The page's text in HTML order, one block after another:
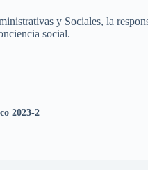
y Sociales, la
social.
2023-2